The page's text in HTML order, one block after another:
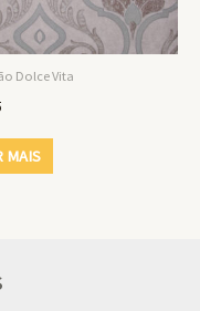
Dolce Vita
MAIS